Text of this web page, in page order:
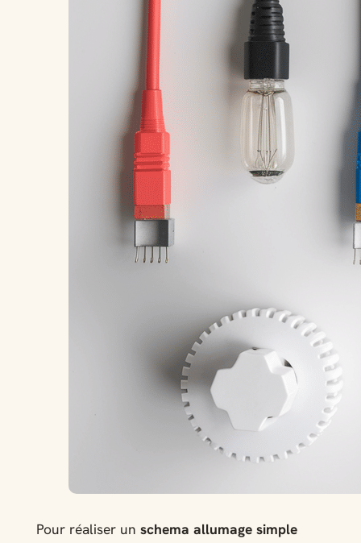
Pour réaliser un schema allumage simple